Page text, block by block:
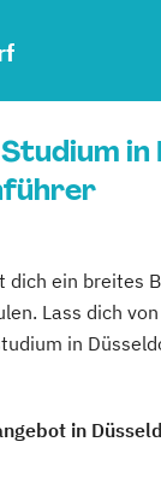
in
ein breites
Lass dich
in
in